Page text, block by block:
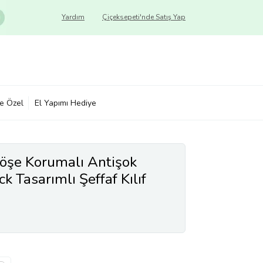
Çiçeksepeti'nde Satış Yap
Yardım
Özel El Yapımı Hediye
Korumalı Antişok
Tasarımlı Şeffaf Kılıf